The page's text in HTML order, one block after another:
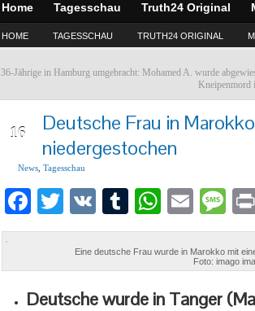
Home Tagesschau Truth24 Original
HOME TAGESSCHAU TRUTH24 ORIGINAL
36-Jährige in Hamburg umgebracht: Mohamed A. wurde
16
Deutsche Frau in
niedergestochen
News Tagesschau
Facebook
Twitter
VK TumblrEmail
Eine deutsche Frau wurde in Marokko mit
Foto: imago
Deutsche wurde in Tanger